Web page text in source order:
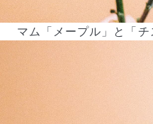
マム「メープル」と「チ